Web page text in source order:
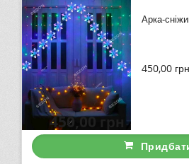
Арка-
450,00 грн
450,00грн